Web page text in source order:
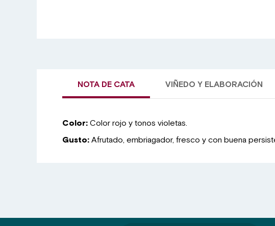
NOTA DE CATA VIÑEDO Y ELABORACIÓN
Color:Color rojo y tonos violetas.
Gusto:Afrutado, embriagador, fresco y con buena